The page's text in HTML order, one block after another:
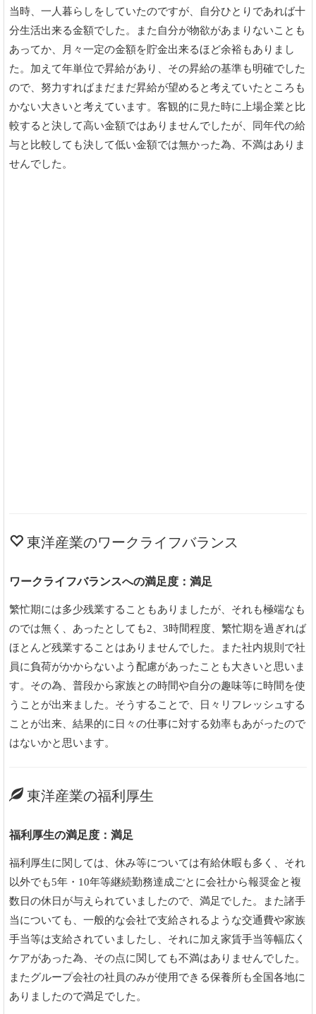
当時、一人暮らしをしていたのですが、自分ひとりであれば十
分生活出来る金額でした。また自分が物欲があまりないことも
あってか、月々一定の金額を貯金出来るほど余裕もありまし
た。加えて年単位で昇給があり、その昇給の基準も明確でした
ので、努力すればまだまだ昇給が望めると考えていたところも
かない大きいと考えています。客観的に見た時に上場企業と比
較すると決して高い金額ではありませんでしたが、同年代の給
与と比較しても決して低い金額では無かった為、不満はありま
せんでした。
東洋産業のワークライフバランス
ワークライフバランスへの満足度：満足
繁忙期には多少残業することもありましたが、それも極端なも
のでは無く、あったとしても2、3時間程度、繁忙期を過ぎれば
ほとんど残業することはありませんでした。また社内規則で社
員に負荷がかからないよう配慮があったことも大きいと思いま
す。その為、普段から家族との時間や自分の趣味等に時間を使
うことが出来ました。そうすることで、日々リフレッシュする
ことが出来、結果的に日々の仕事に対する効率もあがったので
はないかと思います。
東洋産業の福利厚生
福利厚生の満足度：満足
福利厚生に関しては、休み等については有給休暇も多く、それ
以外でも5年・10年等継続勤務達成ごとに会社から報奨金と複
数日の休日が与えられていましたので、満足でした。また諸手
当についても、一般的な会社で支給されるような交通費や家族
手当等は支給されていましたし、それに加え家賃手当等幅広く
ケアがあった為、その点に関しても不満はありませんでした。
またグループ会社の社員のみが使用できる保養所も全国各地に
ありましたので満足でした。